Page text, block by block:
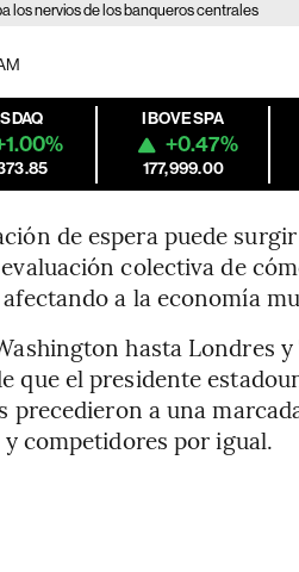
los nervios de los banqueros centrales
IBOVESPA
+0.47%
177,999.00
de espera puede
colectiva de
a la economía
hasta Londres
que el presidente
precedieron a una
competidores por igual.